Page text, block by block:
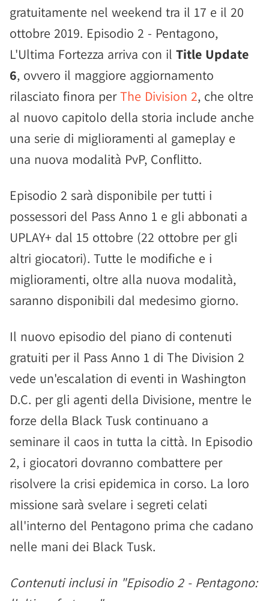
gratuitamente nel weekend tra il 17 e il 20
ottobre 2019. Episodio 2 - Pentagono,
L'Ultima Fortezza arriva con il Title Update
6, ovvero il maggiore aggiornamento
rilasciato finora perThe Division 2, che oltre
al nuovo capitolo della storia include anche
una serie di miglioramenti al gameplay e
una nuova modalità PvP, Conflitto.
Episodio 2 sarà disponibile per tutti i
possessori del Pass Anno 1 e gli abbonati a
UPLAY+ dal 15 ottobre (22 ottobre per gli
altri giocatori). Tutte le modifiche e i
miglioramenti, oltre alla nuova modalità,
saranno disponibili dal medesimo giorno.
Il nuovo episodio del piano di contenuti
gratuiti per il Pass Anno 1 di The Division 2
vede un'escalation di eventi in Washington
D.C. per gli agenti della Divisione, mentre le
forze della Black Tusk continuano a
seminare il caos in tutta la città. In Episodio
2, i giocatori dovranno combattere per
risolvere la crisi epidemica in corso. La loro
missione sarà svelare i segreti celati
all'interno del Pentagono prima che cadano
nelle mani dei Black Tusk.
Contenuti inclusi in "Episodio 2 - Pentagono: